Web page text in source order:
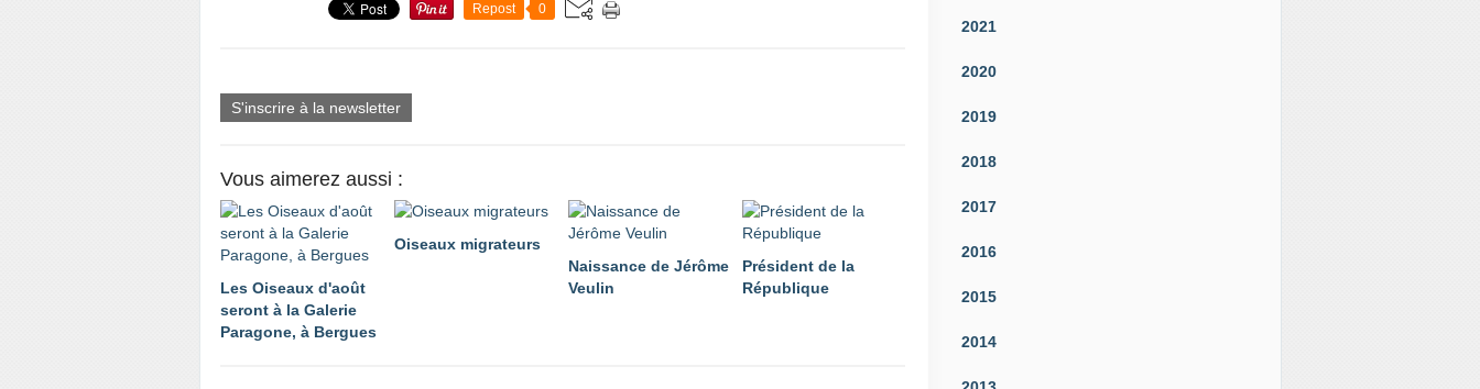
Repost 0
S'inscrire à la newsletter
Vous aimerez aussi :
Les Oiseaux d'août
seront à la Galerie
Paragone, à Bergues
Oiseaux migrateurs
Naissance de Jérôme
Veulin
Président de la
République
2021
2020
2019
2018
2017
2016
2015
2014